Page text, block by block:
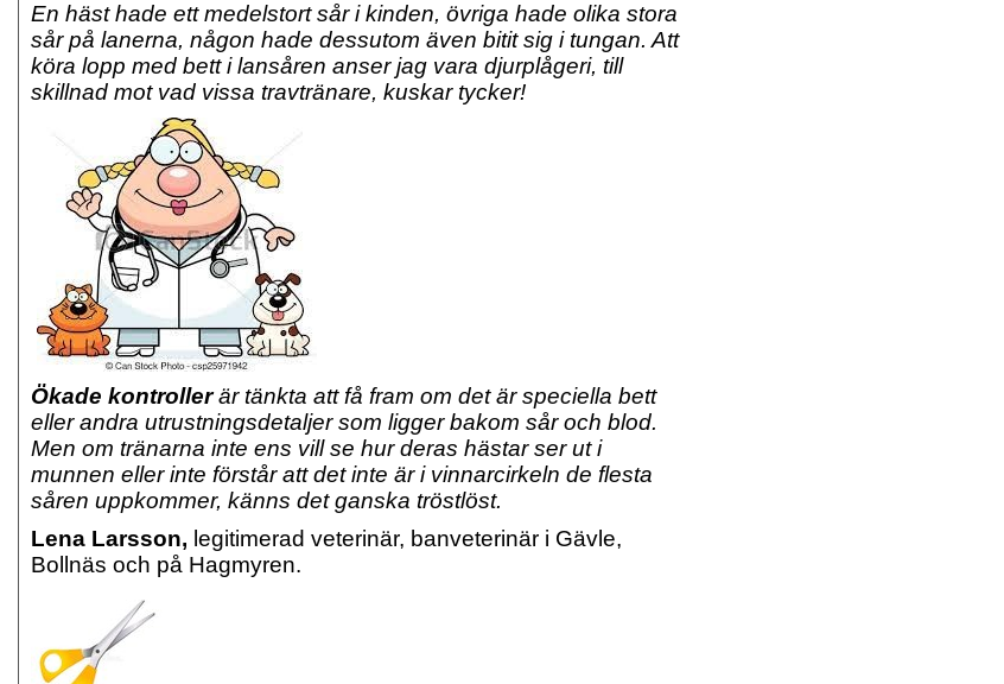
En häst hade ett medelstort sår i kinden, övriga hade olika stora
sår på lanerna, någon hade dessutom även bitit sig i tungan. Att
köra lopp med bett i lansåren anser jag vara djurplågeri, till
skillnad mot vad vissa travtränare, kuskar tycker!
Ökade kontrollerär tänkta att få fram om det är speciella bett
eller andra utrustningsdetaljer som ligger bakom sår och blod.
Men om tränarna inte ens vill se hur deras hästar ser ut i
munnen eller inte förstår att det inte är i vinnarcirkeln de flesta
såren uppkommer, känns det ganska tröstlöst.
Lena Larsson, legitimerad veterinär, banveterinär i Gävle,
Bollnäs och på Hagmyren.